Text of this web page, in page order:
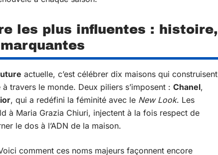
les plus influentes : histoire,
actuelle, c’est célébrer dix maisons qui construisent
travers le monde. Deux piliers s’imposent : Chanel,
, qui a redéfini la féminité avec le New Look. Les
à Maria Grazia Chiuri, injectent à la fois respect de
le dos à l’ADN de la maison.
comment ces noms majeurs façonnent encore